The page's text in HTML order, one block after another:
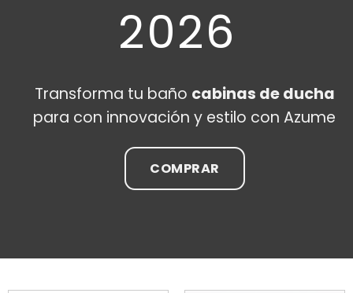
2026
Transforma tu baño cabinas de ducha
para con innovación y estilo con Azume
COMPRAR